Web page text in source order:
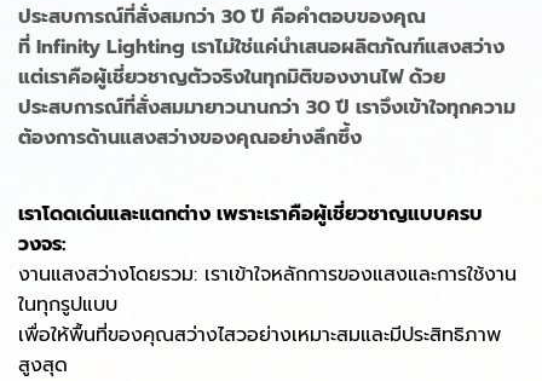
ประสบการณ์ที่สั่งสมกว่า 30 ปี คือคำตอบของคุณ
ที่ Infinity Lighting เราไม่ใช่แค่นำเสนอผลิตภัณฑ์แสงสว่าง
แต่เราคือผู้เชี่ยวชาญตัวจริงในทุกมิติของงานไฟ ด้วย
ประสบการณ์ที่สั่งสมมายาวนานกว่า 30 ปี เราจึงเข้าใจทุกความ
ต้องการด้านแสงสว่างของคุณอย่างลึกซึ้ง
เราโดดเด่นและแตกต่าง เพราะเราคือผู้เชี่ยวชาญแบบครบ
วงจร:
งานแสงสว่างโดยรวม: เราเข้าใจหลักการของแสงและการใช้งาน
ในทุกรูปแบบ
เพื่อให้พื้นที่ของคุณสว่างไสวอย่างเหมาะสมและมีประสิทธิภาพ
สูงสุด